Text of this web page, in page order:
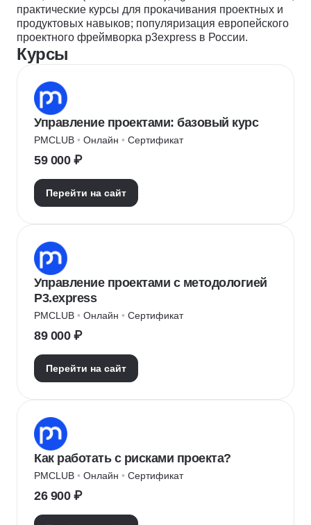
практические курсы для прокачивания проектных и
продуктовых навыков; популяризация европейского
проектного фреймворка p3express в России.
Курсы
Управление проектами: базовый курс
PMCLUB • Онлайн • Сертификат
59 000 ₽
Перейти на сайт
Управление проектами с методологией
P3.express
PMCLUB • Онлайн • Сертификат
89 000 ₽
Перейти на сайт
Как работать с рисками проекта?
PMCLUB • Онлайн • Сертификат
26 900 ₽